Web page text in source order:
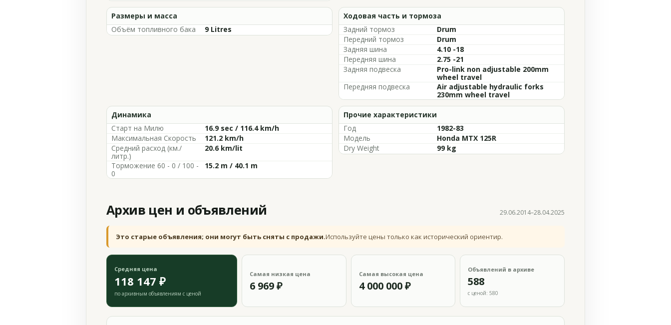
Размеры и масса
Объём топливного бака
9 Litres
Ходовая часть и тормоза
Задний тормоз
Drum
Передний тормоз
Drum
Задняя шина
4.10 -18
Передняя шина
2.75 -21
Задняя подвеска
Pro-link non adjustable 200mm
wheel travel
Передняя подвеска
Air adjustable hydraulic forks
230mm wheel travel
Динамика
Старт на Милю
16.9 sec / 116.4 km/h
Максимальная Скорость
121.2 km/h
Средний расход (км./
литр.)
20.6 km/lit
Торможение 60 - 0 / 100 -
0
15.2 m / 40.1 m
Прочие характеристики
Год
1982-83
Модель
Honda MTX 125R
Dry Weight
99 kg
Архив цен и объявлений 29.06.2014–28.04.2025
Это старые объявления; они могут быть сняты с продажи.Используйте цены только как исторический ориентир.
Средняя цена
118 147 ₽
по архивным объявлениям с ценой
Самая низкая цена
6 969 ₽
Самая высокая цена
4 000 000 ₽
Объявлений в архиве
588
с ценой: 580